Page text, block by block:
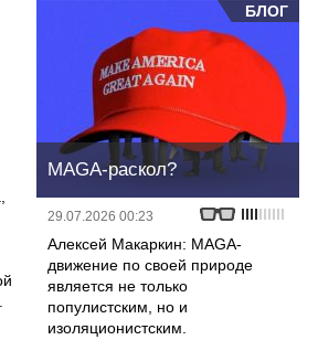
БЛОГ
MAGA-раскол?
29.07.2026 00:23
Алексей Макаркин: MAGA-
движение по своей природе
является не только
популистским, но и
изоляционистским.